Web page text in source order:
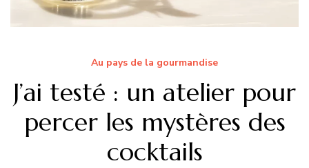
Au pays de la gourmandise
J’ai testé : un atelier pour
percer les mystères des
cocktails